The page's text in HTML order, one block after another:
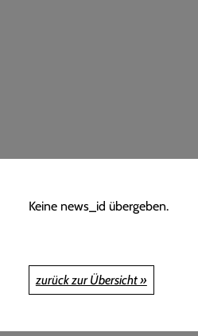
Keine news_id übergeben.
zurück zur Übersicht »